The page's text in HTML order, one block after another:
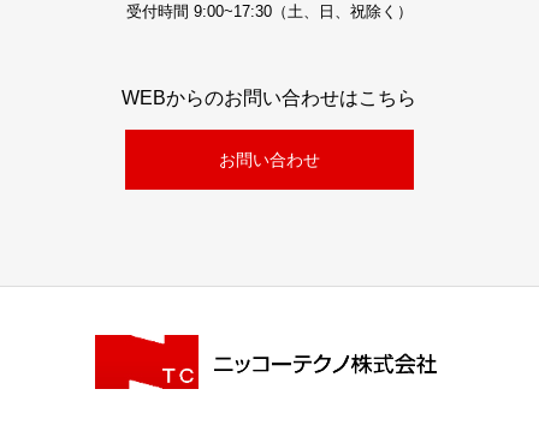
受付時間 9:00~17:30（土、日、祝除く）
WEBからのお問い合わせはこちら
お問い合わせ